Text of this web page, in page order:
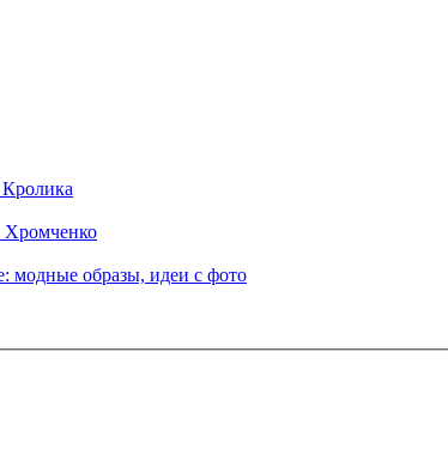
Хромченко
модные образы, идеи с фото